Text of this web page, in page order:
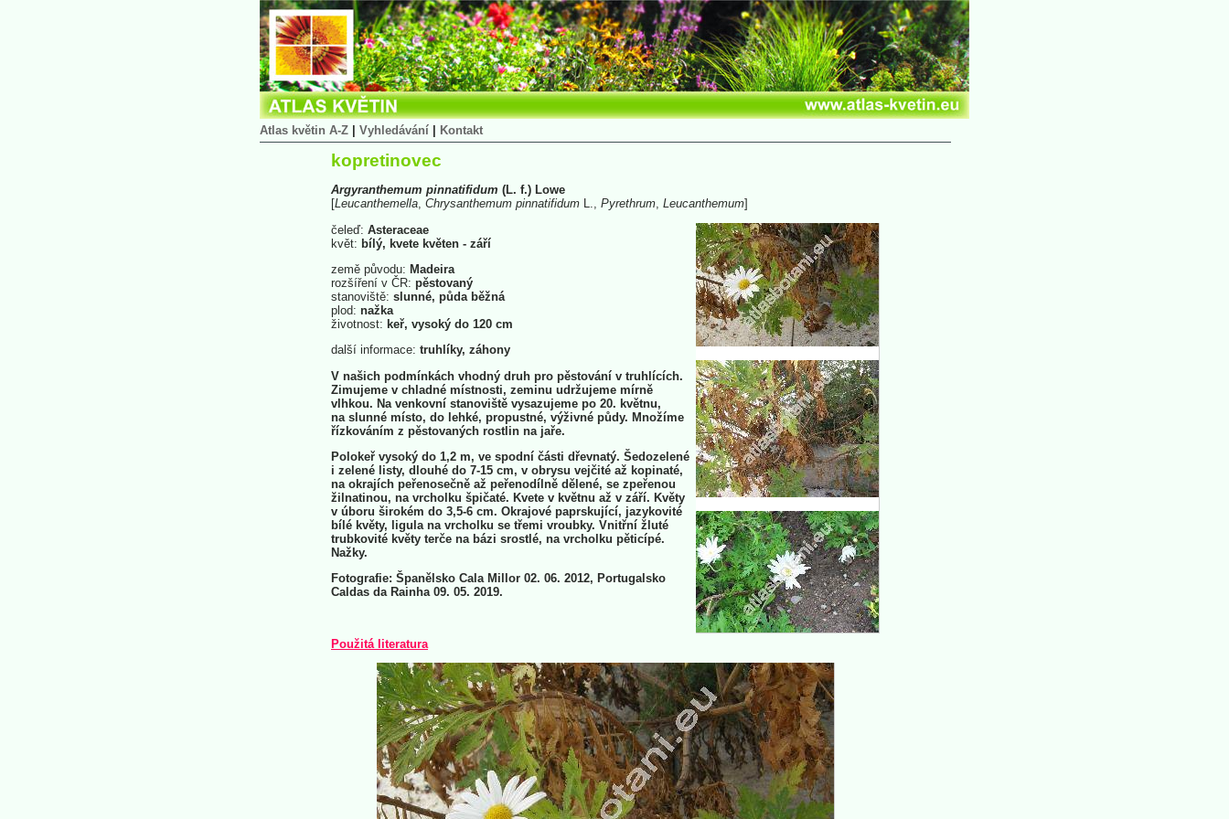
Atlas květin A-Z Vyhledávání Kontakt
kopretinovec
Argyranthemum pinnatifidum (L. f.) Lowe
[Leucanthemella, Chrysanthemum pinnatifidum L., Pyrethrum, Leucanthemum]
čeleď: Asteraceae
květ: bílý, kvete květen - září
země původu: Madeira
rozšíření v ČR: pěstovaný
stanoviště: slunné, půda běžná
plod: nažka
životnost: keř, vysoký do 120 cm
další informace: truhlíky, záhony
V našich podmínkách vhodný druh pro pěstování v truhlících.
Zimujeme v chladné místnosti, zeminu udržujeme mírně
vlhkou. Na venkovní stanoviště vysazujeme po 20. květnu,
na slunné místo, do lehké, propustné, výživné půdy. Množíme
řízkováním z pěstovaných rostlin na jaře.
Polokeř vysoký do 1,2 m, ve spodní části dřevnatý. Šedozelené
i zelené listy, dlouhé do 7-15 cm, v obrysu vejčité až kopinaté,
na okrajích peřenosečně až peřenodílně dělené, se zpeřenou
žilnatinou, na vrcholku špičaté. Kvete v květnu až v září. Květy
v úboru širokém do 3,5-6 cm. Okrajové paprskující, jazykovité
bílé květy, ligula na vrcholku se třemi vroubky. Vnitřní žluté
trubkovité květy terče na bázi srostlé, na vrcholku pěticípé.
Nažky.
Fotografie: Španělsko Cala Millor 02. 06. 2012, Portugalsko
Caldas da Rainha 09. 05. 2019.
Použitá literatura